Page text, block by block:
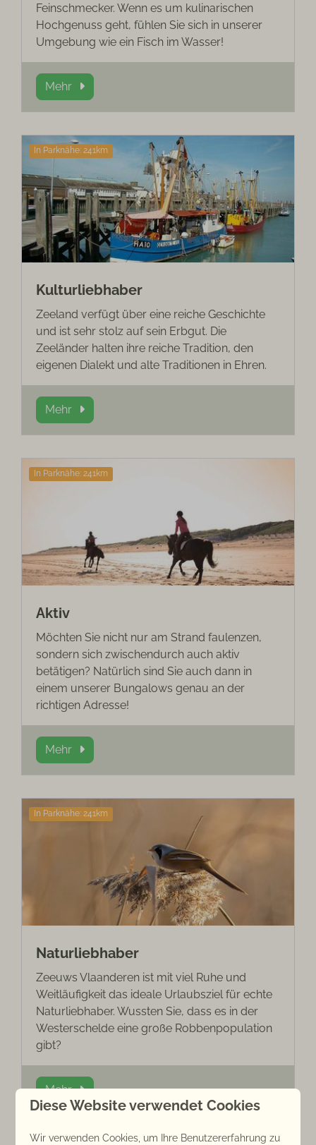
Feinschmecker. Wenn es um kulinarischen
Hochgenuss geht, fühlen Sie sich in unserer
Umgebung wie ein Fisch im Wasser!
Mehr
In Parknähe: 241km
Kulturliebhaber
Zeeland verfügt über eine reiche Geschichte
und ist sehr stolz auf sein Erbgut. Die
Zeeländer halten ihre reiche Tradition, den
eigenen Dialekt und alte Traditionen in Ehren.
Mehr
In Parknähe: 241km
Aktiv
Möchten Sie nicht nur am Strand faulenzen,
sondern sich zwischendurch auch aktiv
betätigen? Natürlich sind Sie auch dann in
einem unserer Bungalows genau an der
richtigen Adresse!
Mehr
In Parknähe: 241km
Naturliebhaber
Zeeuws Vlaanderen ist mit viel Ruhe und
Weitläufigkeit das ideale Urlaubsziel für echte
Naturliebhaber. Wussten Sie, dass es in der
Westerschelde eine große Robbenpopulation
gibt?
Mehr
Diese Website verwendet Cookies
Wir verwenden Cookies, um Ihre Benutzererfahrung zu